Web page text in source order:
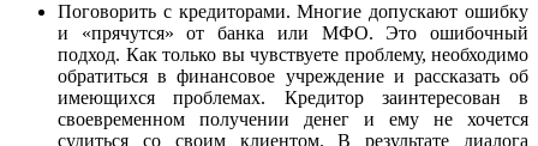
Поговорить с кредиторами. Многие допускают ошибку
и «прячутся» от банка или МФО. Это ошибочный
подход. Как только вы чувствуете проблему, необходимо
обратиться в финансовое учреждение и рассказать об
имеющихся проблемах. Кредитор заинтересован в
своевременном получении денег и ему не хочется
судиться со своим клиентом. В результате диалога